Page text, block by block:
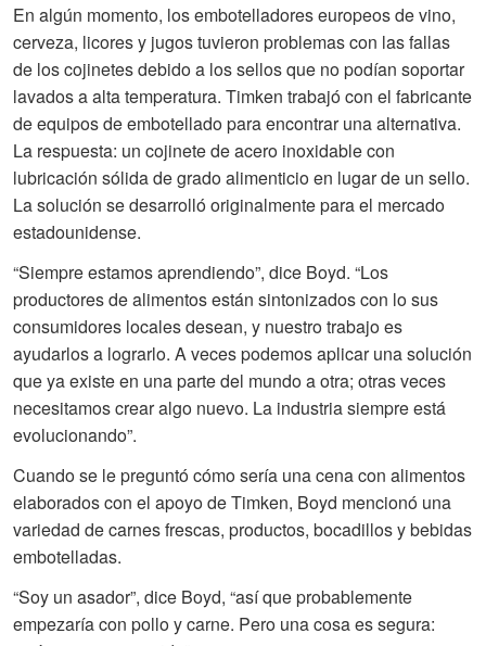
En algún momento, los embotelladores europeos de vino,
cerveza, licores y jugos tuvieron problemas con las fallas
de los cojinetes debido a los sellos que no podían soportar
lavados a alta temperatura. Timken trabajó con el fabricante
de equipos de embotellado para encontrar una alternativa.
La respuesta: un cojinete de acero inoxidable con
lubricación sólida de grado alimenticio en lugar de un sello.
La solución se desarrolló originalmente para el mercado
estadounidense.
“Siempre estamos aprendiendo”, dice Boyd. “Los
productores de alimentos están sintonizados con lo sus
consumidores locales desean, y nuestro trabajo es
ayudarlos a lograrlo. A veces podemos aplicar una solución
que ya existe en una parte del mundo a otra; otras veces
necesitamos crear algo nuevo. La industria siempre está
evolucionando”.
Cuando se le preguntó cómo sería una cena con alimentos
elaborados con el apoyo de Timken, Boyd mencionó una
variedad de carnes frescas, productos, bocadillos y bebidas
embotelladas.
“Soy un asador”, dice Boyd, “así que probablemente
empezaría con pollo y carne. Pero una cosa es segura: